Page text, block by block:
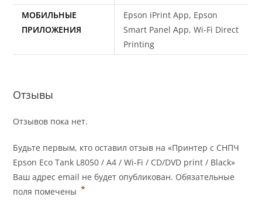
МОБИЛЬНЫЕ
ПРИЛОЖЕНИЯ
Epson iPrint App, Epson
Smart Panel App, Wi-Fi Direct
Printing
Отзывы
Отзывов пока нет.
Будьте первым, кто оставил отзыв на «Принтер с СНПЧ
Epson Eco Tank L8050 / A4 / Wi-Fi / CD/DVD print / Black»
Ваш адрес email не будет опубликован. Обязательные
поля помечены *